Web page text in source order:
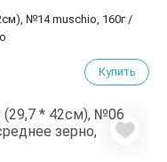
№14 muschio, 160г /
Купить